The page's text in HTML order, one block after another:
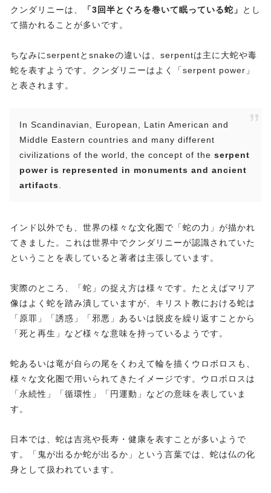
クンダリニーは、 「3回半とぐろを巻いて眠っている蛇」
とし
て描かれることが多いです。
ちなみにserpentとsnakeの違いは、serpentは主に大蛇や毒
蛇を表すようです。クンダリニーはよく「serpent power」
と表されます。
In Scandinavian, European, Latin American and
Middle Eastern countries and many different
civilizations of the world, the concept of the serpent
power is represented in monuments and ancient
artifacts
インド以外でも、世界の様々な文化圏で「蛇の力」が描かれ
てきました。これは世界中でクンダリニーが認識されていた
ということを表していると著者は主張しています。
実際のところ、「蛇」の捉え方は様々です。たとえばマリア
像はよく蛇を踏み潰していますが、キリスト教における蛇は
「原罪」「誘惑」「邪悪」あるいは脱皮を繰り返すことから
「死と再生」など様々な意味を持っているようです。
蛇あるいは竜が自らの尾をくわえて輪を描くウロボロスも、
様々な文化圏で用いられてきたイメージです。ウロボロスは
「永続性」「循環性」「円運動」などの意味を表していま
す。
日本では、蛇は吉兆や長寿・健康を表すことが多いようで
す。「鬼が出るか蛇が出るか」という言葉では、蛇は仏の化
身として扱われています。